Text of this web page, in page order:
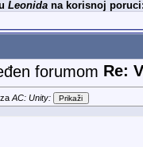
Leonidana korisnoj
Re:
zaAC: Unity: